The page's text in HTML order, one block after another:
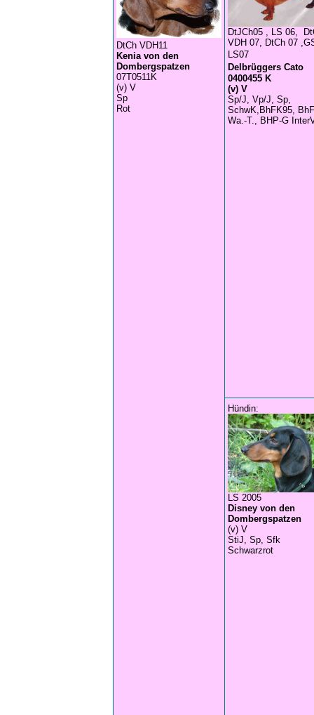
DtCh VDH11
Kenia von den
Dombergspatzen
07T0511K
(v) V
Sp
Rot
DtJCh05 , LS 06,
VDH 07, DtCh 07
LS07
Delbrüggers Cato
0400455 K
(v) V
Sp/J, Vp/J, Sp,
SchwK,BhFK95,
Wa.-T., BHP-G
Hündin:
LS 2005
Disney von den
Dombergspatzen
(v) V
StiJ, Sp, Sfk
Schwarzrot